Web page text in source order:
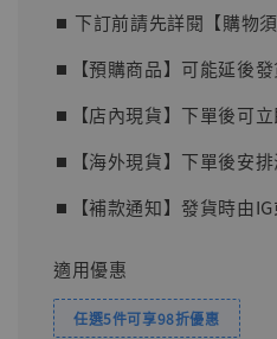
⏹︎ 下訂前請先詳閱【購物
⏹︎【預購商品】可能延後發
⏹︎【店內現貨】下單後可
⏹︎【海外現貨】下單後安
⏹︎【補款通知】發貨時由
適用優惠
任選5件可享98折優惠